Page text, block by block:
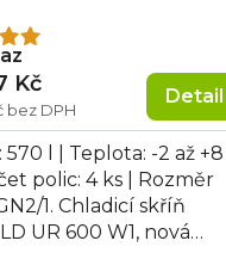
bez DPH
Kč Detail
570 l | Teplota: -2 až +8
polic: 4 ks | Rozměr
1. Chladicí skříň
UR 600 W1, nová